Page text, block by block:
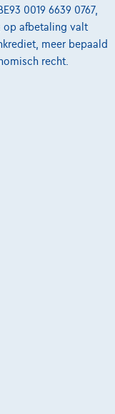
160 kW ( 218 PK )
0019 6639 0767,
op afbetaling valt
meer bepaald
recht.